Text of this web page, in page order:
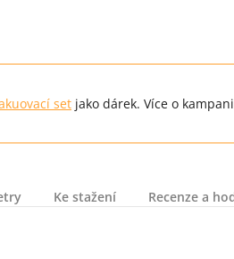
set jako dárek. Více o kampani
Ke stažení Recenze a